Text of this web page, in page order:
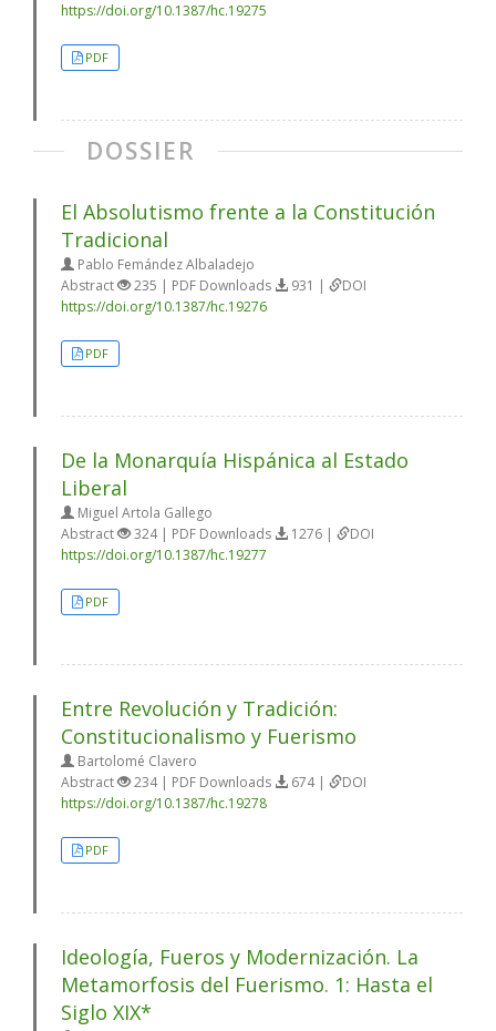
https://doi.org/10.1387/hc.19275
PDF
DOSSIER
El Absolutismo frente a la Constitución
Tradicional
Pablo Femández Albaladejo
Abstract
235 | PDF Downloads 931 |
DOI
https://doi.org/10.1387/hc.19276
PDF
De la Monarquía Hispánica al Estado
Liberal
Miguel Artola Gallego
Abstract
324 | PDF Downloads 1276 |
DOI
https://doi.org/10.1387/hc.19277
PDF
Entre Revolución y Tradición:
Constitucionalismo y Fuerismo
Bartolomé Clavero
Abstract
234 | PDF Downloads 674 |
DOI
https://doi.org/10.1387/hc.19278
PDF
Ideología, Fueros y Modernización. La
Metamorfosis del Fuerismo. 1: Hasta el
Siglo XIX*